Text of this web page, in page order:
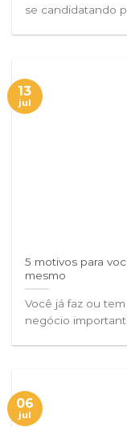
se candidatando
5 motivos para
mesmo
Você já faz ou
negócio
13
jul
06
jul